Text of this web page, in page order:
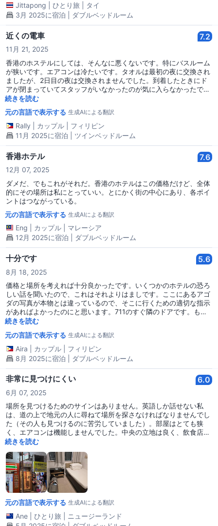
Jittapong ひとり旅
タイ
3月 2025に宿泊 | ダブルベッドルーム
近くの電車 7.2
11月 21, 2025
香港のホステルにしては、そんなに悪くないです。特にバスルーム
が狭いです。エアコンは冷たいです。タオルは最初の夜に交換され
ましたが、2日目の夜は交換されませんでした。到着したときにド
アが閉まっていてスタッフがいなかったのが気に入らなかったで
す。何度かインターホンを鳴らして、ようやく誰かが出てきまし
た。その人が誰なのかはわかりませんが、番号に電話をかけてオー
ナーやスタッフと話してくれました。数分後、スタッフが到着し、
私たちのチェックインをしてくれました。ドアに何をすればよいか
の案内が掲示されていませんでした。 チェックアウト時にはスタッ
フがいなく、私たちはただキーをチェックアウトボックスに置いて
出て行きました。 ドアが閉まっている場合の対処法や、Wi-Fiパス
ワード、ゲストがスタッフに連絡できるSMSアプリの案内を掲示す
ることを提案します。
続きを読む
元の言語で表示する 生成AIによる翻訳
Rally カップル
フィリピン
11月 2025に宿泊 | ツインベッドルーム
香港ホテル 7.6
12月 07, 2025
ダメだ、でもこれがそれだ。香港のホテルはこの価格だけど、全体
的にその場所は私にとっていい。とにかく街の中心にあり、各ポイ
ントはつながっている。
元の言語で表示する 生成AIによる翻訳
Eng カップル
マレーシア
12月 2025に宿泊 | ダブルベッドルーム
十分です 5.6
8月 18, 2025
価格と場所を考えれば十分良かったです。いくつかのホテルの恐ろ
しい話を聞いたので、これはそれよりはましです。ここにあるアゴ
ダの写真が本物とは違っているので、そこに行くための適切な指示
があればよかったのにと思います。711のすぐ隣のドアです。もう
少し清潔であれば良かったですが、休むだけなら十分です。
続きを読む
元の言語で表示する 生成AIによる翻訳
Aira カップル
フィリピン
8月 2025に宿泊 | ダブルベッドルーム
非常に見つけにくい 6.0
6月 07, 2025
場所を見つけるためのサインはありません。英語しか話せない私
は、道の上で地元の人に尋ねて場所を探さなければなりませんでし
た（その人も見つけるのに苦労していました）。部屋はとても狭
く、エアコンは機能しませんでした。中央の立地は良く、飲食店や
マクカフェに近いです。シャワーはトイレの後ろの壁からぶら下が
続きを読む
元の言語で表示する 生成AIによる翻訳
Ane ひとり旅
ニュージーランド